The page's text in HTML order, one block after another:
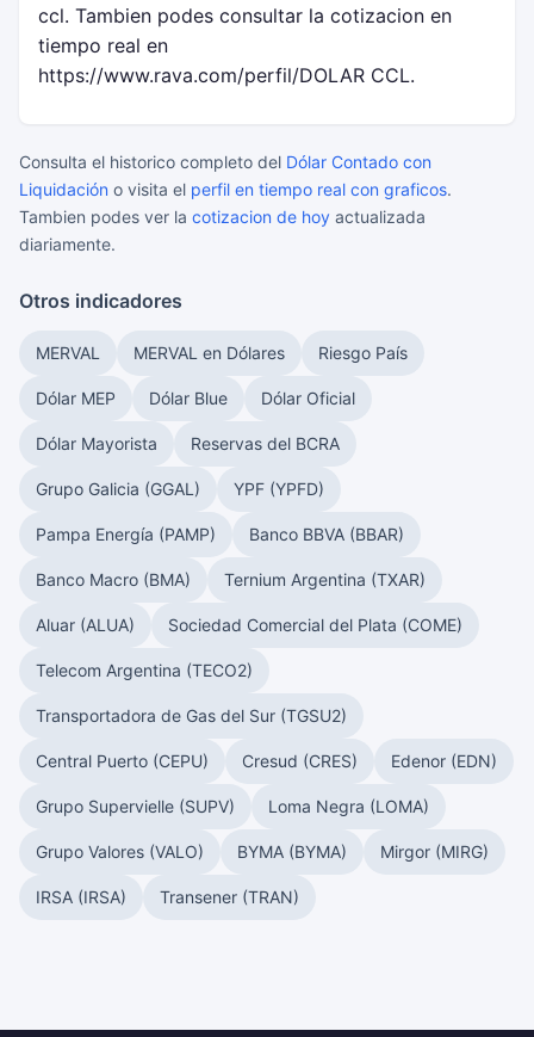
ccl. Tambien podes consultar la cotizacion en
tiempo real en
https://www.rava.com/perfil/DOLAR CCL.
Consulta el historico completo del Dólar Contado con
Liquidación o visita el perfil en tiempo real con graficos.
Tambien podes ver la cotizacion de hoy actualizada
diariamente.
Otros indicadores
MERVAL MERVAL en Dólares Riesgo País
Dólar MEP Dólar Blue Dólar Oficial
Dólar Mayorista Reservas del BCRA
Grupo Galicia (GGAL) YPF (YPFD)
Pampa Energía (PAMP) Banco BBVA (BBAR)
Banco Macro (BMA) Ternium Argentina (TXAR)
Aluar (ALUA) Sociedad Comercial del Plata (COME)
Telecom Argentina (TECO2)
Transportadora de Gas del Sur (TGSU2)
Central Puerto (CEPU) Cresud (CRES) Edenor (EDN)
Grupo Supervielle (SUPV) Loma Negra (LOMA)
Grupo Valores (VALO) BYMA (BYMA) Mirgor (MIRG)
IRSA (IRSA) Transener (TRAN)